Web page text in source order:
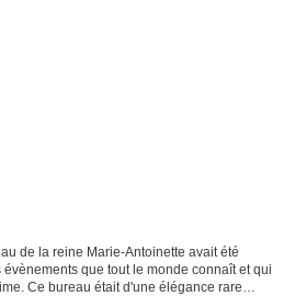
de la reine Marie-Antoinette avait été
que tout le monde connaît et qui
Ce bureau était d'une élégance rare